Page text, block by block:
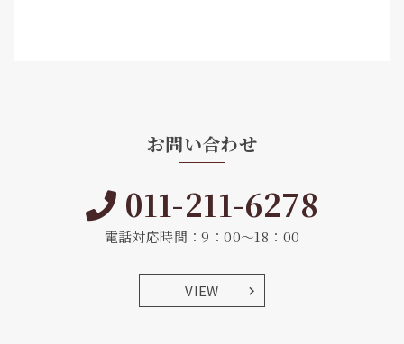
お問い合わせ
011-211-6278
電話対応時間：9：00～18：00
VIEW